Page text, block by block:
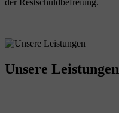
der Restschuldbefreiung.
Unsere Leistungen